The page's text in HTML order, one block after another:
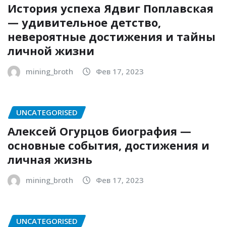
История успеха Ядвиг Поплавская
— удивительное детство,
невероятные достижения и тайны
личной жизни
mining_broth Фев 17, 2023
UNCATEGORISED
Алексей Огурцов биография —
основные события, достижения и
личная жизнь
mining_broth Фев 17, 2023
UNCATEGORISED